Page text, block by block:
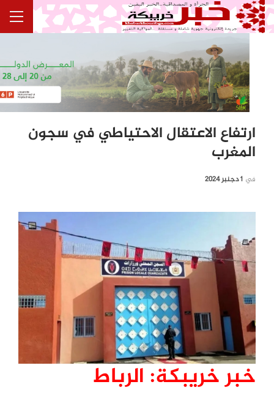
ارتفاع الاعتقال الاحتياطي في سجون
المغرب
في 1 دجنبر 2024
خبر خريبكة: الرباط